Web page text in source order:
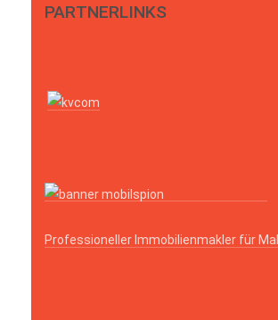
PARTNERLINKS
Professioneller Immobilienmakler für